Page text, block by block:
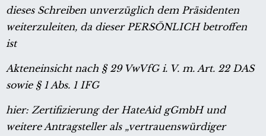
dieses Schreiben unverzüglich dem Präsidenten
weiterzuleiten, da dieser PERSÖNLICH betroffen
ist
Akteneinsicht nach § 29 VwVfG i. V. m. Art. 22 DAS
sowie § 1 Abs. 1 IFG
hier: Zertifizierung der HateAid gGmbH und
weitere Antragsteller als „vertrauenswürdiger